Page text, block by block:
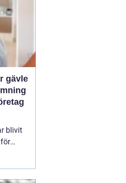
gävle
blivit